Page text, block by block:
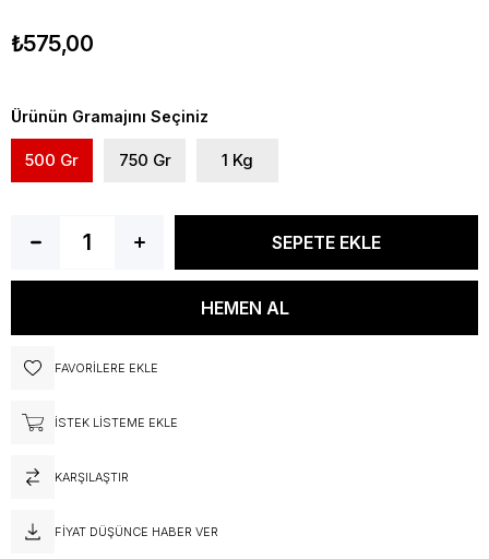
₺575,00
Ürünün Gramajını Seçiniz
500 Gr 750 Gr 1 Kg
FAVORILERE EKLE
İSTEK LISTEME EKLE
KARŞILAŞTIR
FIYAT DÜŞÜNCE HABER VER